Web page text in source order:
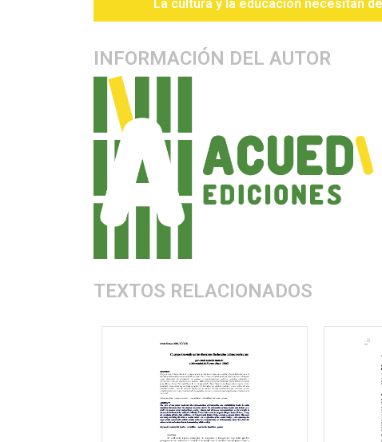
La cultura y la educación necesitan
INFORMACIÓN DEL AUTOR
TEXTOS RELACIONADOS